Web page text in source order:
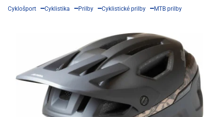
Cyklošport Cyklistika Prilby Cyklistické prilby MTB prilby